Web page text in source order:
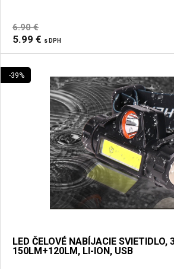
6.90 €
5.99 € s DPH
-39%
LED ČELOVÉ NABÍJACIE SVIETIDLO,
150LM+120LM, LI-ION, USB